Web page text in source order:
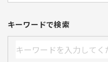
キーワードで検索